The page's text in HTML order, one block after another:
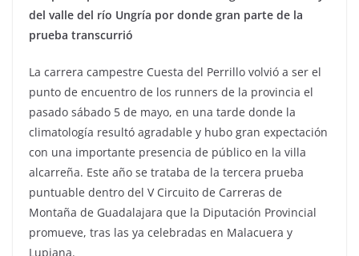
del valle del río Ungría por donde gran parte de la
prueba transcurrió
La carrera campestre Cuesta del Perrillo volvió a ser el
punto de encuentro de los runners de la provincia el
pasado sábado 5 de mayo, en una tarde donde la
climatología resultó agradable y hubo gran expectación
con una importante presencia de público en la villa
alcarreña. Este año se trataba de la tercera prueba
puntuable dentro del V Circuito de Carreras de
Montaña de Guadalajara que la Diputación Provincial
promueve, tras las ya celebradas en Malacuera y
Lupiana.